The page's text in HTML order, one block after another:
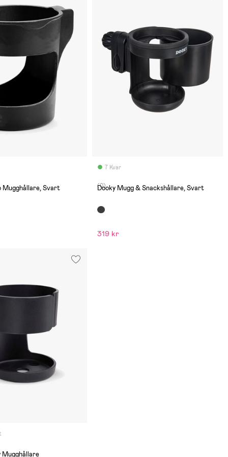
Mugghållare, Svart
7 Kvar
(0)
Dooky Mugg & Snackshållare, Svart
319 kr
Mugghållare